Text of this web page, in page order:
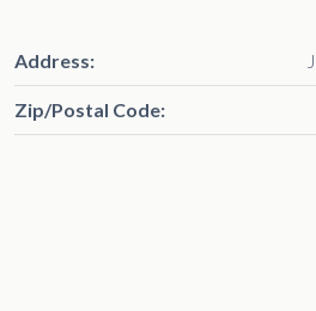
Address:
Zip/Postal Code: